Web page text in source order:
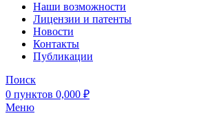
Наши возможности
Лицензии и патенты
Новости
Контакты
Публикации
Поиск
0 пунктов 0,000 ₽
Меню